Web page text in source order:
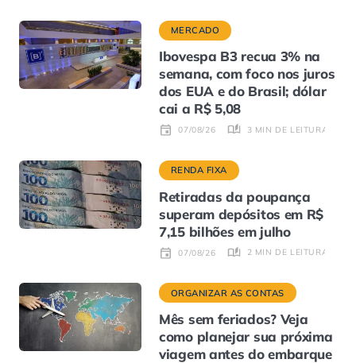
MERCADO
Ibovespa B3 recua 3% na
semana, com foco nos juros
dos EUA e do Brasil; dólar
cai a R$ 5,08
07/08/26 3 MIN DE LEITURA
RENDA FIXA
Retiradas da poupança
superam depósitos em R$
7,15 bilhões em julho
07/08/26 2 MIN DE LEITURA
ORGANIZAR AS CONTAS
Mês sem feriados? Veja
como planejar sua próxima
viagem antes do embarque